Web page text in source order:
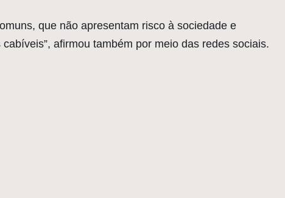
que não apresentam risco à sociedade e
afirmou também por meio das redes sociais.